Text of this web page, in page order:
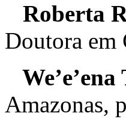
Roberta
Doutora em
Amazonas,